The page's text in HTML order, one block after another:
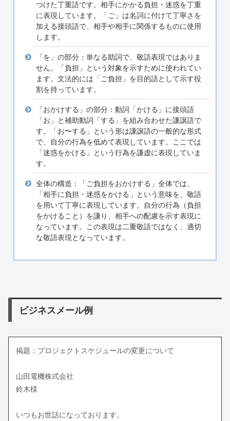
つけた丁重語です。相手にかかる負担・迷惑を丁重
に表現しています。「ご」は名詞に付けて丁寧さを
加える接頭語で、相手や相手に関係するものに使用
します。
「を」の部分：単なる助詞で、敬語表現ではありま
せん。「負担」という対象を示すために使われてい
ます。文法的には「ご負担」を目的語として示す役
割を持っています。
「おかけする」の部分：動詞「かける」に接頭語
「お」と補助動詞「する」を組み合わせた謙譲語で
す。「お〜する」という形は謙譲語の一般的な形式
で、自分の行為を低めて表現しています。ここでは
「迷惑をかける」という行為を謙虚に表現していま
す。
全体の構造：「ご負担をおかけする」全体では、
「相手に負担・迷惑をかける」という意味を、敬語
を用いて丁寧に表現しています。自分の行為（負担
をかけること）を謙り、相手への配慮を示す表現に
なっています。この表現は二重敬語ではなく、適切
な敬語表現となっています。
ビジネスメール例
掲題：プロジェクトスケジュールの変更について
山田電機株式会社
鈴木様
いつもお世話になっております。